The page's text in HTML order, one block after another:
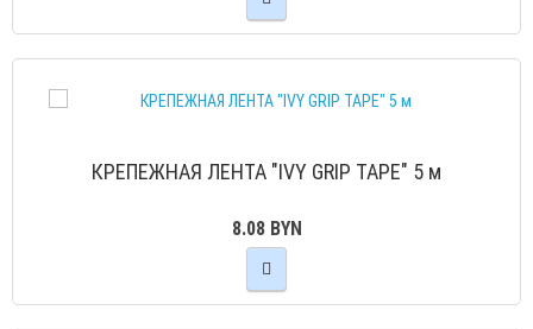
КРЕПЕЖНАЯ ЛЕНТА "IVY GRIP TAPE" 5 м
8.08 BYN